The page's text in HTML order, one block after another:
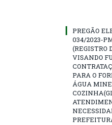
PREGÃO
034/2023-
(REGISTRO
VISANDO
PARA O
ÁGUA